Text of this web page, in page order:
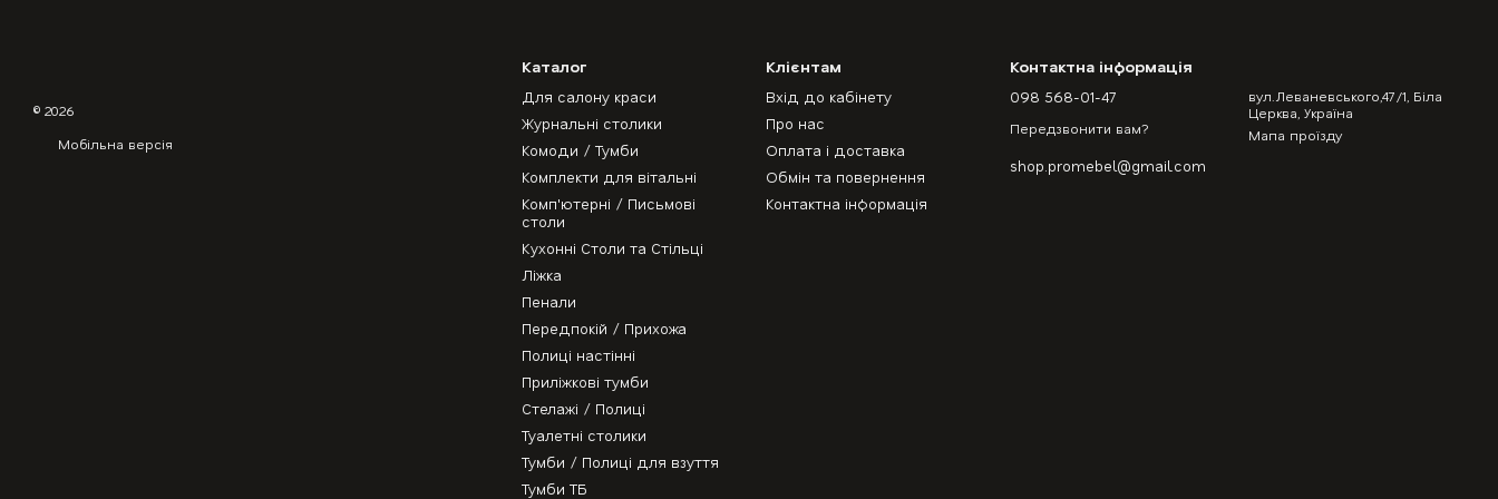
© 2026
Мобільна версія
Каталог
Для салону краси
Журнальні столики
Комоди / Тумби
Комплекти для вітальні
Комп'ютерні / Письмові
столи
Кухонні Столи та Стільці
Ліжка
Пенали
Передпокій / Прихожа
Полиці настінні
Приліжкові тумби
Стелажі / Полиці
Туалетні столики
Тумби / Полиці для взуття
Тумби ТБ
Клієнтам
Вхід до кабінету
Про нас
Оплата і доставка
Обмін та повернення
Контактна інформація
Контактна інформація
098 568-01-47
Передзвонити вам?
shop.promebel@gmail.com
вул.Леваневського,47/1, Біла
Церква, Україна
Мапа проїзду